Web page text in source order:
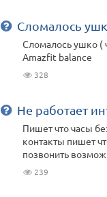
Сломалось
Сломалось ушко (
Amazfit balance
328
Не работает
Пишет что часы
контакты пишет
позвонить
239